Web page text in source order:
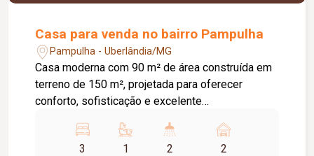
Casa para venda no bairro Pampulha
Pampulha - Uberlândia/MG
Casa moderna com 90 m² de área construída em
terreno de 150 m², projetada para oferecer
conforto, sofisticação e excelente
com: 03 quartos, sendo 01 suíte; Sala ampla com
pé direito duplo; Banheiro social; Área gourmet
3 1 2 2